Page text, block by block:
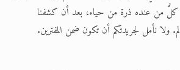
كلُّ من عنده ذرة من حياء، بعد أن كشفنا
ولا نأمل لجريدتكم أن تكون ضمن المفترين.